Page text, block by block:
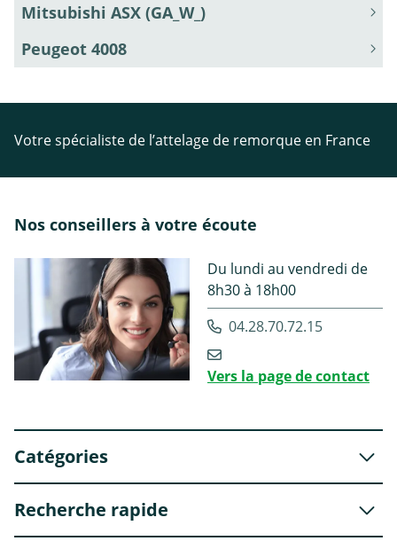
Mitsubishi ASX (GA_W_)
Peugeot 4008
Votre spécialiste de l’attelage de remorque en France
Nos conseillers à votre écoute
Du lundi au vendredi de
8h30 à 18h00
04.28.70.72.15
Vers la page de contact
Catégories
Recherche rapide